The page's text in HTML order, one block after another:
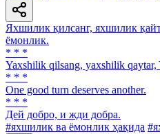
Яхшилик қилсанг, яхшилик
ёмонлик.
* * *
Yaxshilik qilsang, yaxshilik
* * *
One good turn deserves another.
* * *
Дей добро, и жди добра.
#яхшилик ва ёмонлик ҳақида